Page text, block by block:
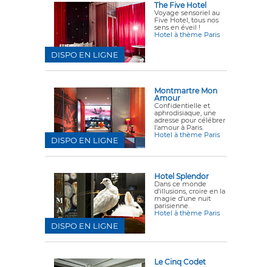
The Five Hotel
Voyage sensoriel au
Five Hotel, tous nos
sens en éveil !
Hotel à thème Paris
DISPO EN LIGNE
Montmartre Mon
Amour
Confidentielle et
aphrodisiaque, une
adresse pour célébrer
l'amour à Paris.
Hotel à thème Paris
DISPO EN LIGNE
Hotel Splendor
Dans ce monde
d'illusions, croire en la
magie d'une nuit
parisienne.
Hotel à thème Paris
DISPO EN LIGNE
Le Cinq Codet